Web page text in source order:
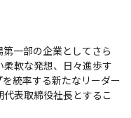
一部の企業としてさら
軟な発想、日々進歩す
統率する新たなリーダー
表取締役社長とするこ